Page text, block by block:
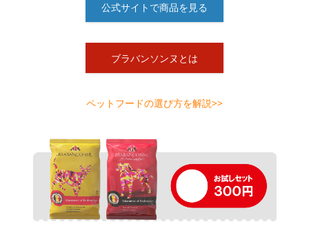
公式サイトで商品を見る
ブラバンソンヌとは
ペットフードの選び方を解説>>